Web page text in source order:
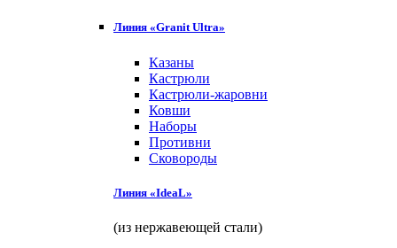
Линия «Granit Ultra»
Казаны
Кастрюли
Кастрюли-жаровни
Ковши
Наборы
Противни
Сковороды
Линия «IdeaL»
(из нержавеющей стали)